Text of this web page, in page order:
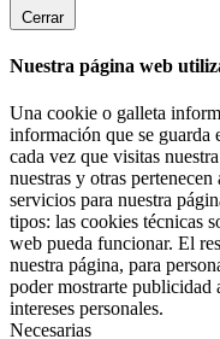
Cerrar
Nuestra página web
Una cookie o galleta
información que se guarda
cada vez que visitas
nuestras y otras pertenecen
servicios para nuestra
tipos: las cookies técnicas
web pueda funcionar. El
nuestra página, para
poder mostrarte publicidad
intereses personales.
Necesarias